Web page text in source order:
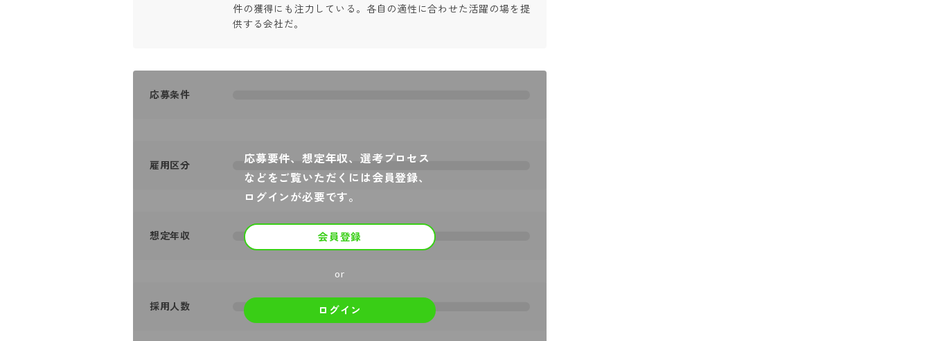
件の獲得にも注力している。各自の適性に合わせた活躍の場を提
供する会社だ。
応募要件、想定年収、選考プロセス
などをご覧いただくには会員登録、
ログインが必要です。
会員登録
or
ログイン
応募条件
雇用区分
想定年収
採用人数